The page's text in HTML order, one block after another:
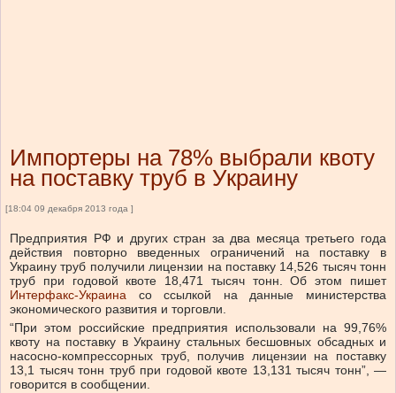
Импортеры на 78% выбрали квоту
на поставку труб в Украину
[18:04 09 декабря 2013 года ]
Предприятия РФ и других стран за два месяца третьего года
действия повторно введенных ограничений на поставку в
Украину труб получили лицензии на поставку 14,526 тысяч тонн
труб при годовой квоте 18,471 тысяч тонн. Об этом пишет
Интерфакс-Украина со ссылкой на данные министерства
экономического развития и торговли.
“При этом российские предприятия использовали на 99,76%
квоту на поставку в Украину стальных бесшовных обсадных и
насосно-компрессорных труб, получив лицензии на поставку
13,1 тысяч тонн труб при годовой квоте 13,131 тысяч тонн”, —
говорится в сообщении.